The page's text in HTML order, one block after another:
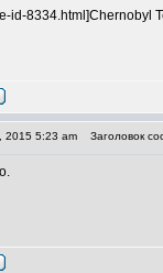
id-8334.html]Chernobyl
2015 5:23 am Заголовок